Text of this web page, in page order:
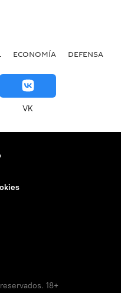
ECONOMÍA DEFENSA
VK
18+